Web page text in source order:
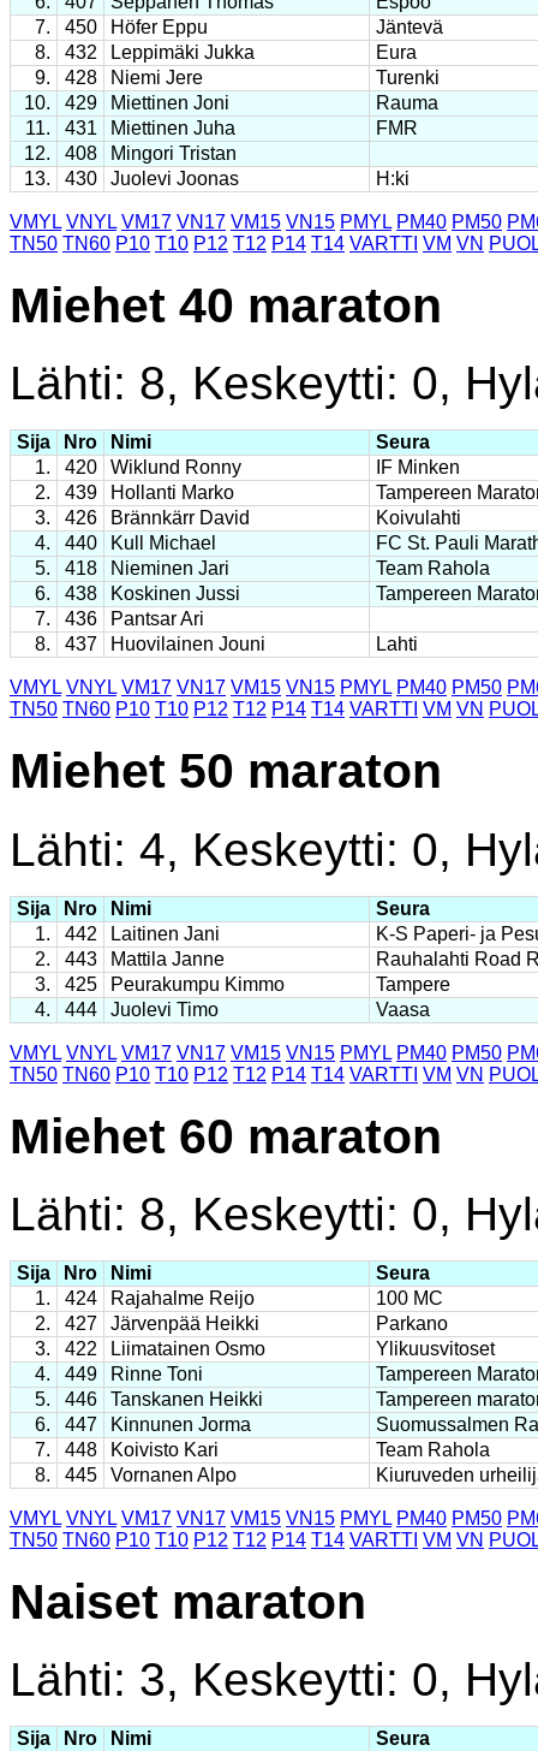
7.
450 Höfer Eppu
Jäntevä
8.
432 Leppimäki Jukka
Eura
9.
428 Niemi Jere
Turenki
10.
429 Miettinen Joni
Rauma
11.
431 Miettinen Juha
FMR
12.
408
Mingori Tristan
13.
430 Juolevi Joonas H:ki
VMYL VNYL VM17 VN17 VM15 VN15 PMYL PM40 PM50
TN50 TN60 P10 T10 P12 T12 P14 T14 VARTTI VM VN
Miehet 40 maraton
Lähti: 8, Keskeytti: 0,
Sija Nro Nimi
Seura
1.
420 Wiklund Ronny
IF Minken
2.
439 Hollanti Marko
Tampereen
3.
426 Brännkärr David
Koivulahti
4.
440 Kull Michael
FC St. Pauli
5.
418 Nieminen Jari
Team Rahola
6.
438 Koskinen Jussi
Tampereen
7.
436
Pantsar Ari
8.
437 Huovilainen Jouni Lahti
VMYL VNYL VM17 VN17 VM15 VN15 PMYL PM40 PM50
TN50 TN60 P10 T10 P12 T12 P14 T14 VARTTI VM VN
Miehet 50 maraton
Lähti: 4, Keskeytti: 0,
Sija Nro Nimi
Seura
1.
442 Laitinen Jani
K-S Paperi- ja
2.
443 Mattila Janne
Rauhalahti Road
3.
425 Peurakumpu Kimmo
Tampere
4.
444 Juolevi Timo Vaasa
VMYL VNYL VM17 VN17 VM15 VN15 PMYL PM40 PM50
TN50 TN60 P10 T10 P12 T12 P14 T14 VARTTI VM VN
Miehet 60 maraton
Lähti: 8, Keskeytti: 0,
Sija Nro Nimi
Seura
1.
424 Rajahalme Reijo
100 MC
2.
427 Järvenpää Heikki
Parkano
3.
422 Liimatainen Osmo
Ylikuusvitoset
4.
449 Rinne Toni
Tampereen
5.
446 Tanskanen Heikki
Tampereen
6.
447 Kinnunen Jorma
Suomussalmen
7.
448 Koivisto Kari
Team Rahola
8.
445 Vornanen Alpo Kiuruveden
VMYL VNYL VM17 VN17 VM15 VN15 PMYL PM40 PM50
TN50 TN60 P10 T10 P12 T12 P14 T14 VARTTI VM VN
Naiset maraton
Lähti: 3, Keskeytti: 0,
Sija Nro Nimi
Seura